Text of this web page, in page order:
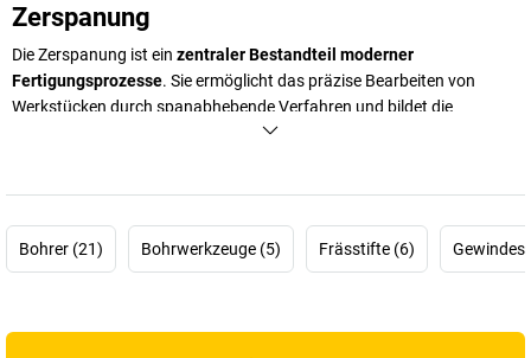
Zerspanung
Die Zerspanung ist ein zentraler Bestandteil moderner
Fertigungsprozesse. Sie ermöglicht das präzise Bearbeiten von
Werkstücken durch spanabhebende Verfahren und bildet die
Grundlage für passgenaue Bauteile
Im Bereich der Zerspanungstechnik kommt es auf Genauigkeit,
Bohrer (21) Bohrwerkzeuge (5) Frässtifte (6)